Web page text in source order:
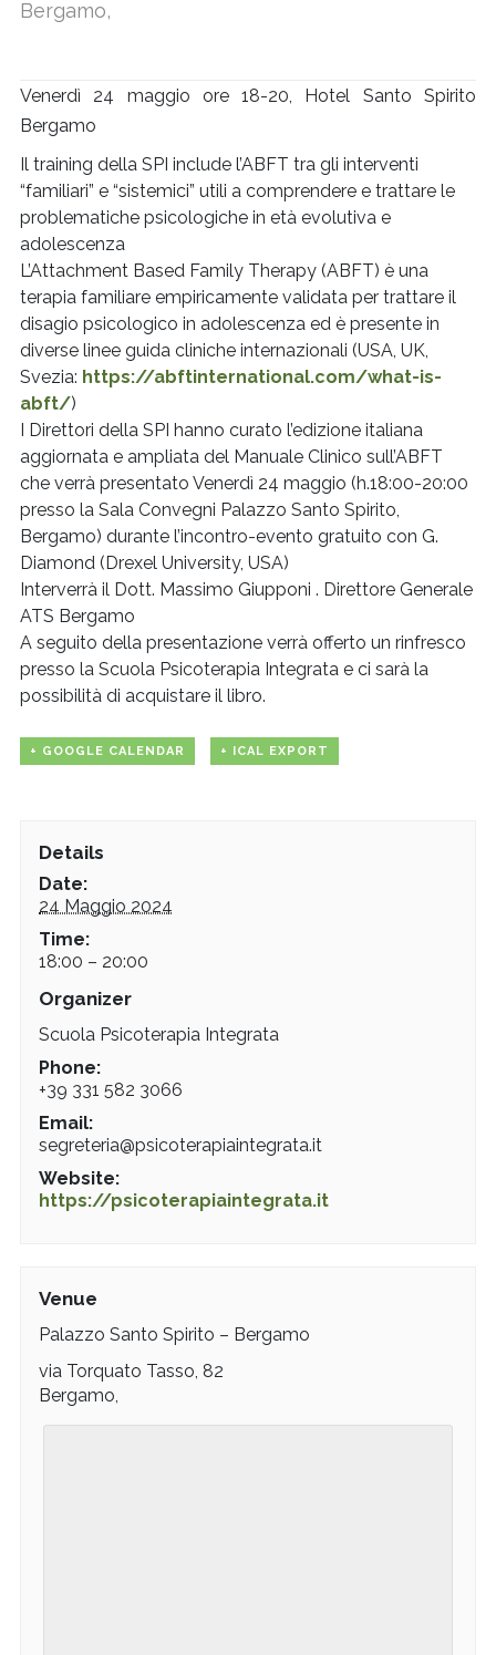
Bergamo,
Venerdì 24 maggio ore 18-20, Hotel Santo Spirito
Bergamo
Il training della SPI include l’ABFT tra gli interventi
“familiari” e “sistemici” utili a comprendere e trattare le
problematiche psicologiche in età evolutiva e
adolescenza
L’Attachment Based Family Therapy (ABFT) è una
terapia familiare empiricamente validata per trattare il
disagio psicologico in adolescenza ed è presente in
diverse linee guida cliniche internazionali (USA, UK,
Svezia: https://abftinternational.com/what-is-
abft/)
I Direttori della SPI hanno curato l’edizione italiana
aggiornata e ampliata del Manuale Clinico sull’ABFT
che verrà presentato Venerdì 24 maggio (h.18:00-20:00
presso la Sala Convegni Palazzo Santo Spirito,
Bergamo) durante l’incontro-evento gratuito con G.
Diamond (Drexel University, USA)
Interverrà il Dott. Massimo Giupponi . Direttore Generale
ATS Bergamo
A seguito della presentazione verrà offerto un rinfresco
presso la Scuola Psicoterapia Integrata e ci sarà la
possibilità di acquistare il libro.
+ GOOGLE CALENDAR + ICAL EXPORT
Details
Date:
24 Maggio 2024
Time:
18:00 – 20:00
Organizer
Scuola Psicoterapia Integrata
Phone:
+39 331 582 3066
Email:
segreteria@psicoterapiaintegrata.it
Website:
https://psicoterapiaintegrata.it
Venue
Palazzo Santo Spirito – Bergamo
via Torquato Tasso, 82
Bergamo,